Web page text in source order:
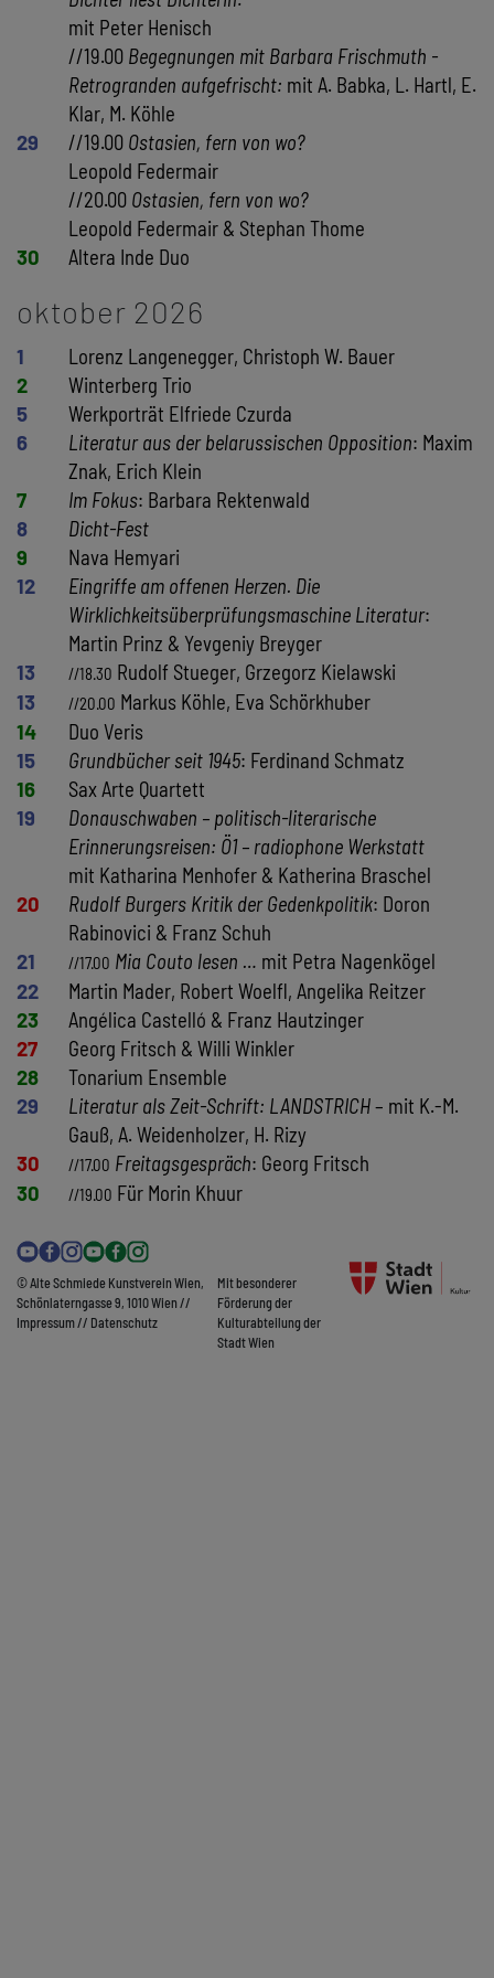
mit Peter Henisch
//19.00 Begegnungen mit Barbara Frischmuth -
Retrogranden aufgefrischt: mit A. Babka, L. Hartl, E.
Klar, M. Köhle
29
//19.00 Ostasien, fern von wo?
Leopold Federmair
//20.00 Ostasien, fern von wo?
Leopold Federmair & Stephan Thome
30
Altera Inde Duo
oktober 2026
1
Lorenz Langenegger, Christoph W. Bauer
2
Winterberg Trio
5
Werkporträt Elfriede Czurda
6
Literatur aus der belarussischen Opposition: Maxim
Znak, Erich Klein
7
Im Fokus: Barbara Rektenwald
8
Dicht-Fest
9
Nava Hemyari
12
Eingriffe am offenen Herzen. Die
Wirklichkeitsüberprüfungsmaschine Literatur:
Martin Prinz & Yevgeniy Breyger
13
//18.30 Rudolf Stueger, Grzegorz Kielawski
13
//20.00 Markus Köhle, Eva Schörkhuber
14
Duo Veris
15
Grundbücher seit 1945: Ferdinand Schmatz
16
Sax Arte Quartett
19
Donauschwaben – politisch-literarische
Erinnerungsreisen: Ö1 – radiophone Werkstatt
mit Katharina Menhofer & Katherina Braschel
20
Rudolf Burgers Kritik der Gedenkpolitik: Doron
Rabinovici & Franz Schuh
21
//17.00 Mia Couto lesen … mit Petra Nagenkögel
22
Martin Mader, Robert Woelfl, Angelika Reitzer
23
Angélica Castelló & Franz Hautzinger
27
Georg Fritsch & Willi Winkler
28
Tonarium Ensemble
29
Literatur als Zeit-Schrift: LANDSTRICH– mit K.-M.
Gauß, A. Weidenholzer, H. Rizy
30
//17.00 Freitagsgespräch: Georg Fritsch
30
//19.00 Für Morin Khuur
© Alte Schmiede Kunstverein Wien,
Schönlaterngasse 9, 1010 Wien //
Impressum// Datenschutz
Mit besonderer
Förderung der
Kulturabteilung der
Stadt Wien